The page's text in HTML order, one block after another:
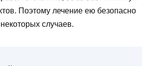
Поэтому лечение ею безопасно
случаев.